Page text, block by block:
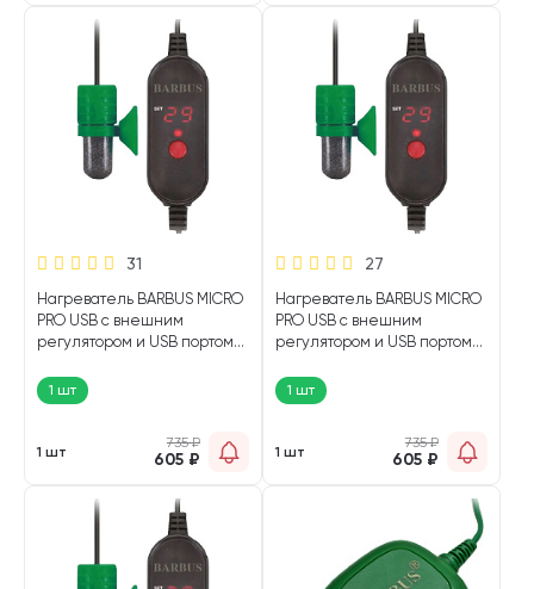
31
Нагреватель BARBUS MICRO
PRO USB с внешним
регулятором и USB портом
шт)1 шт
1 шт
735₽
605 ₽
27
Нагреватель BARBUS MICRO
PRO USB с внешним
регулятором и USB портом
(1 шт)
1 шт
1 шт
735₽
605 ₽